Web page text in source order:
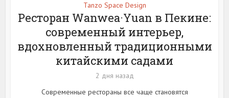
Tanzo Space Design
Ресторан Wanwea·Yuan в Пекине:
современный интерьер,
вдохновленный традиционными
китайскими садами
2 дня назад
Современные рестораны все чаще становятся